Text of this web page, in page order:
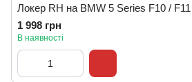
Локер RH на BMW 5 Series F10 /
1 998 грн
В наявності